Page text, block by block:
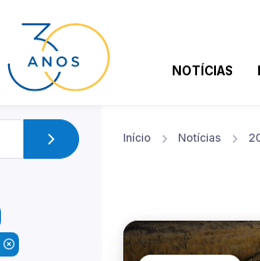
NOTÍCIAS
Início Notícias